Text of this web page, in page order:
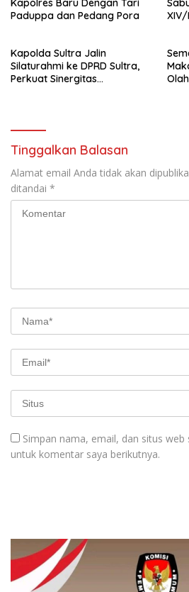
Kapolres Baru Dengan Tari
Paduppa dan Pedang Pora
Kapolda Sultra Jalin
Silaturahmi ke DPRD Sultra,
Perkuat Sinergitas
Tinggalkan Balasan
Alamat email Anda tidak akan
ditandai *
Simpan nama, email, dan situs
untuk komentar saya berikutnya.